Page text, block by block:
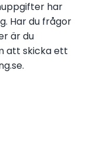
har
Har du frågor
är du
att skicka ett